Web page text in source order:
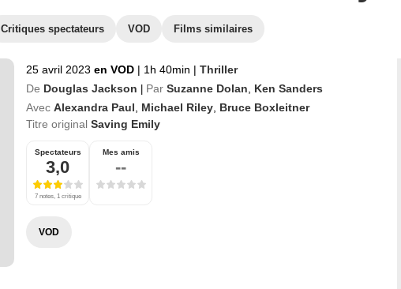
Critiques spectateurs VOD Films similaires
25 avril 2023 en VOD | 1h 40min | Thriller
De Douglas Jackson Par Suzanne Dolan
Ken Sanders
Avec Alexandra Paul Michael Riley Bruce Boxleitner
Titre original Saving Emily
Spectateurs
3,0
7 notes, 1 critique
Mes amis
--
VOD